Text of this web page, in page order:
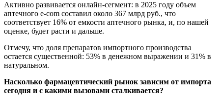
Активно развивается онлайн-сегмент: в 2025 году объем
аптечного e-сom составил около 367 млрд руб., что
соответствует 16% от емкости аптечного рынка, и, по нашей
оценке, будет расти и дальше.
Отмечу, что доля препаратов импортного производства
остается существенной: 53% в денежном выражении и 31% в
натуральном.
Насколько фармацевтический рынок зависим от импорта
сегодня и с какими вызовами сталкивается?